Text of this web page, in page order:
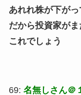
あれれ株が下が
だから投資家が
これでしょう
69: 名無しさん＠